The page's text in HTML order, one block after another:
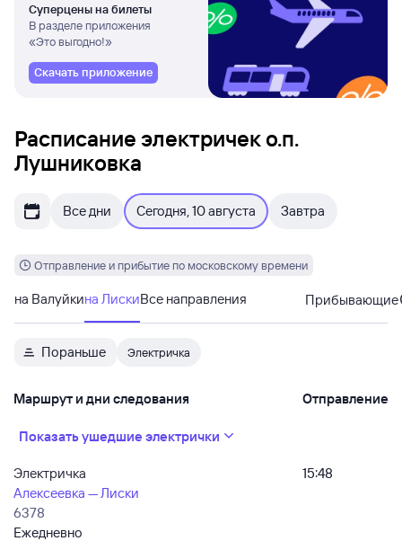
Суперцены на билеты
В разделе приложения
«Это выгодно!»
Скачать приложение
Расписание электричек о.п.
Лушниковка
Все дни Сегодня, 10 августа Завтра
Отправление и прибытие по московскому времени
на Валуйкина ЛискиВсе направления Прибывающие
Пораньше Электричка
Маршрут и дни следования Отправление
Показать ушедшие электрички
Электричка
Алексеевка — Лиски
6378
Ежедневно
15:48